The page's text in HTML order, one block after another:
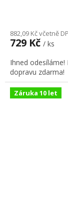
882,09 Kč včetně
729 Kč / ks
Ihned odesíláme!
dopravu zdarma!
Záruka 10 let